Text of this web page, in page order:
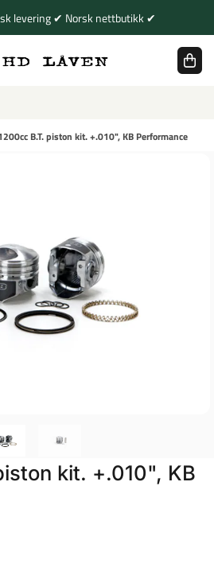
levering ✔ Norsk nettbutikk ✔
B.T. piston kit. +.010", KB Performance
kit. +.010", KB